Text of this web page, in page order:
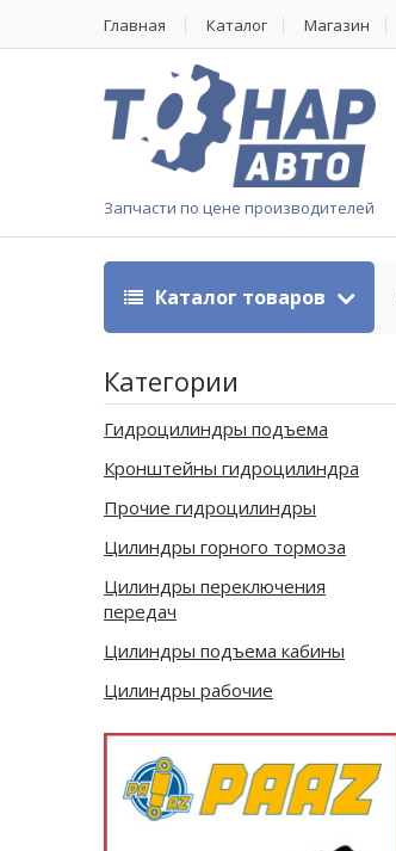
Главная Каталог Магазин
Запчасти по цене производителей
Каталог товаров
Категории
Гидроцилиндры подъема
Кронштейны гидроцилиндра
Прочие гидроцилиндры
Цилиндры горного тормоза
Цилиндры переключения
передач
Цилиндры подъема кабины
Цилиндры рабочие